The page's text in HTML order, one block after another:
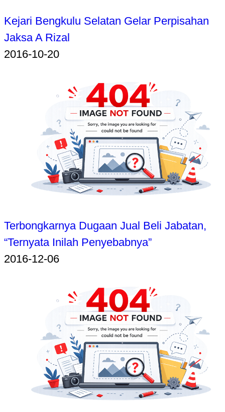
Kejari Bengkulu Selatan Gelar Perpisahan
Jaksa A Rizal
2016-10-20
Terbongkarnya Dugaan Jual Beli Jabatan,
“Ternyata Inilah Penyebabnya”
2016-12-06